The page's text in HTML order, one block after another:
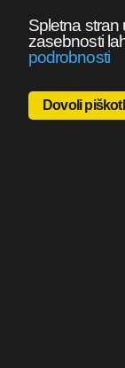
Spletna stran
zasebnosti
podrobnosti
Dovoli